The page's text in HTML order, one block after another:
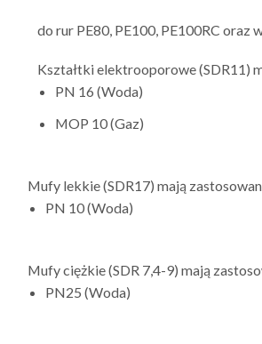
do rur PE80, PE100, PE100RC oraz
Kształtki elektrooporowe (SDR11)
PN 16 (Woda)
MOP 10 (Gaz)
Mufy lekkie (SDR17) mają
PN 10 (Woda)
Mufy ciężkie (SDR 7,4-9) mają
PN25 (Woda)